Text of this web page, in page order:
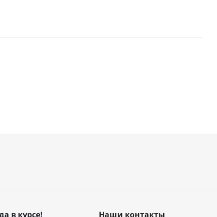
в курсе! Наши контакты